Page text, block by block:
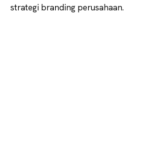
strategi branding perusahaan.